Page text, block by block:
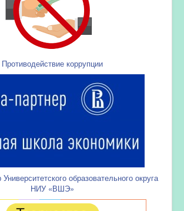
Противодействие коррупции
образовательного округа
НИУ «ВШЭ»